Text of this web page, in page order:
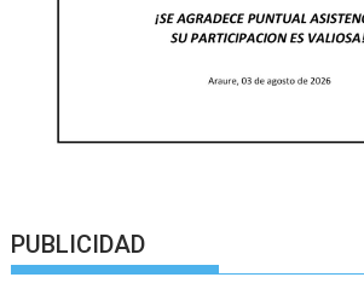
PUBLICIDAD